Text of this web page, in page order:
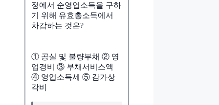
정에서 순영업소득을 구하
기 위해 유효총소득에서
차감하는 것은?
① 공실 및 불량부채 ② 영
업경비 ③ 부채서비스액
④ 영업소득세 ⑤ 감가상
각비